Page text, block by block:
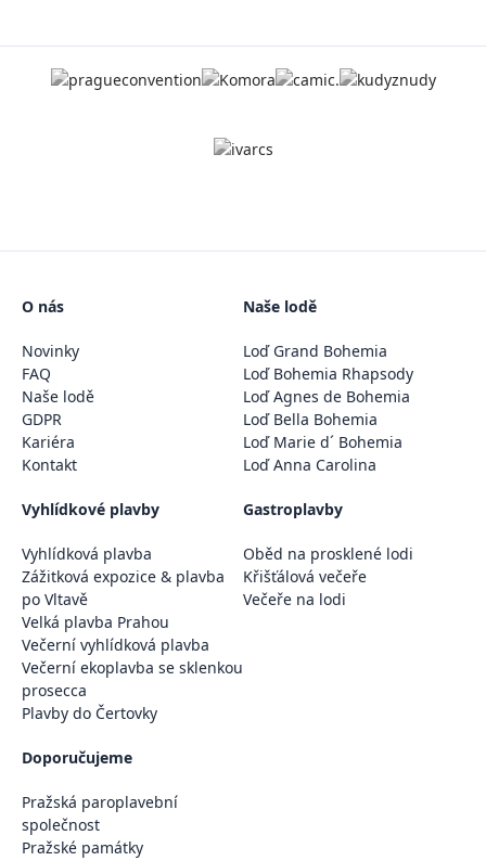
O nás
Novinky
FAQ
Naše lodě
GDPR
Kariéra
Kontakt
Naše lodě
Loď Grand Bohemia
Loď Bohemia Rhapsody
Loď Agnes de Bohemia
Loď Bella Bohemia
Loď Marie d´ Bohemia
Loď Anna Carolina
Vyhlídkové plavby
Vyhlídková plavba
Zážitková expozice & plavba
po Vltavě
Velká plavba Prahou
Večerní vyhlídková plavba
Večerní ekoplavba se sklenkou
prosecca
Plavby do Čertovky
Gastroplavby
Oběd na prosklené lodi
Křišťálová večeře
Večeře na lodi
Doporučujeme
Pražská paroplavební
společnost
Pražské památky